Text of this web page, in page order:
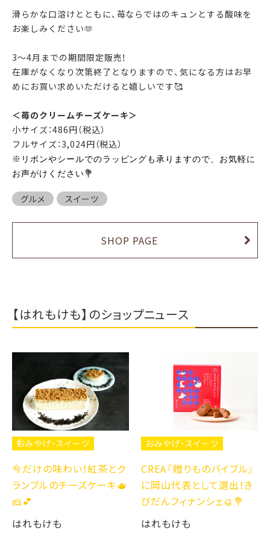
滑らかな口溶けとともに、苺ならではのキュンとする酸味を
お楽しみください🫶
3〜4月までの期間限定販売！
在庫がなくなり次第終了となりますので、気になる方はお早
めにお買い求めいただけると嬉しいです🥰
＜苺のクリームチーズケーキ＞
小サイズ：486円（税込）
フルサイズ：3,024円（税込）
※ リボンやシールでのラッピングも承りますので、お気軽に
お声がけください💐
グルメ スイーツ
SHOP PAGE
【はれもけも】のショップニュース
おみやげ・スイーツ
今だけの味わい！紅茶とク
ランブルのチーズケーキ🫖
🧀💕
はれもけも
おみやげ・スイーツ
CREA『贈りものバイブル』
に岡山代表として選出！き
びだんフィナンシェ🥮💐
はれもけも